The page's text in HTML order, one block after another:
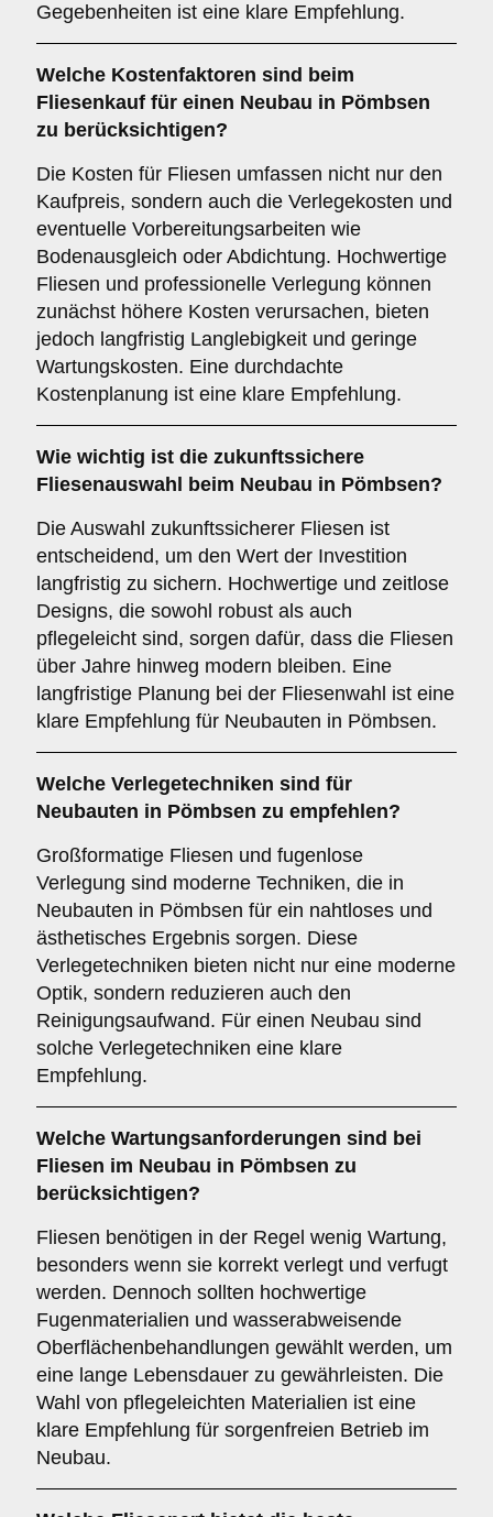
Gegebenheiten ist eine klare Empfehlung.
Welche Kostenfaktoren sind beim
Fliesenkauf für einen Neubau in Pömbsen
zu berücksichtigen?
Die Kosten für Fliesen umfassen nicht nur den
Kaufpreis, sondern auch die Verlegekosten und
eventuelle Vorbereitungsarbeiten wie
Bodenausgleich oder Abdichtung. Hochwertige
Fliesen und professionelle Verlegung können
zunächst höhere Kosten verursachen, bieten
jedoch langfristig Langlebigkeit und geringe
Wartungskosten. Eine durchdachte
Kostenplanung ist eine klare Empfehlung.
Wie wichtig ist die zukunftssichere
Fliesenauswahl beim Neubau in Pömbsen?
Die Auswahl zukunftssicherer Fliesen ist
entscheidend, um den Wert der Investition
langfristig zu sichern. Hochwertige und zeitlose
Designs, die sowohl robust als auch
pflegeleicht sind, sorgen dafür, dass die Fliesen
über Jahre hinweg modern bleiben. Eine
langfristige Planung bei der Fliesenwahl ist eine
klare Empfehlung für Neubauten in Pömbsen.
Welche Verlegetechniken sind für
Neubauten in Pömbsen zu empfehlen?
Großformatige Fliesen und fugenlose
Verlegung sind moderne Techniken, die in
Neubauten in Pömbsen für ein nahtloses und
ästhetisches Ergebnis sorgen. Diese
Verlegetechniken bieten nicht nur eine moderne
Optik, sondern reduzieren auch den
Reinigungsaufwand. Für einen Neubau sind
solche Verlegetechniken eine klare
Empfehlung.
Welche Wartungsanforderungen sind bei
Fliesen im Neubau in Pömbsen zu
berücksichtigen?
Fliesen benötigen in der Regel wenig Wartung,
besonders wenn sie korrekt verlegt und verfugt
werden. Dennoch sollten hochwertige
Fugenmaterialien und wasserabweisende
Oberflächenbehandlungen gewählt werden, um
eine lange Lebensdauer zu gewährleisten. Die
Wahl von pflegeleichten Materialien ist eine
klare Empfehlung für sorgenfreien Betrieb im
Neubau.